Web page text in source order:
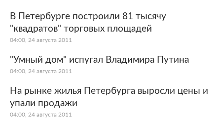
В Петербурге построили 81 тысячу
"квадратов" торговых площадей
04:00, 24 августа 2011
"Умный дом" испугал Владимира Путина
04:00, 24 августа 2011
На рынке жилья Петербурга выросли цены и
упали продажи
04:00, 24 августа 2011